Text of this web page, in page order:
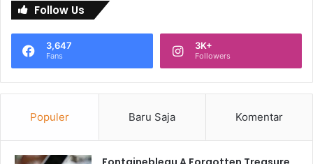
Follow Us
3,647
Fans
3K+
Followers
Populer Baru Saja Komentar